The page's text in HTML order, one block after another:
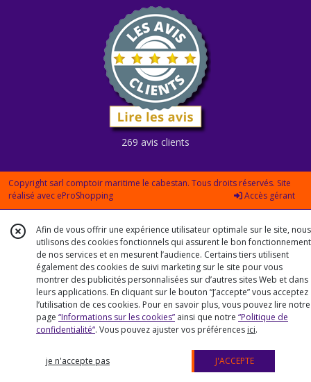
269 avis clients
Copyright sarl comptoir maritime le cabestan. Tous droits réservés. Site
réalisé avec eProShopping Accès gérant
Afin de vous offrir une expérience utilisateur optimale sur le site, nous
utilisons des cookies fonctionnels qui assurent le bon fonctionnement
de nos services et en mesurent l’audience. Certains tiers utilisent
également des cookies de suivi marketing sur le site pour vous
montrer des publicités personnalisées sur d’autres sites Web et dans
leurs applications. En cliquant sur le bouton “J’accepte” vous acceptez
l’utilisation de ces cookies. Pour en savoir plus, vous pouvez lire notre
page “Informations sur les cookies” ainsi que notre “Politique de
confidentialité“. Vous pouvez ajuster vos préférences ici.
je n'accepte pas J'ACCEPTE